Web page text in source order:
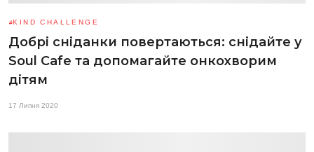
KIND CHALLENGE
Добрі сніданки повертаються: снідайте у
Soul Cafe та допомагайте онкохворим
дітям
17 Липня 2020